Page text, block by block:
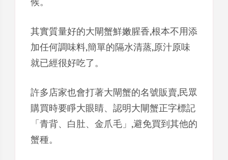
其實質量好的大閘蟹鮮嫩腥香,根本不用添
加任何調味料,簡單的隔水清蒸,原汁原味
就已經很好吃了。
許多店家也會打著大閘蟹的名號販賣,民眾
購買時要睜大眼睛、認明大閘蟹正字標記
「青背、白肚、金爪毛」,避免買到其他的
蟹種。